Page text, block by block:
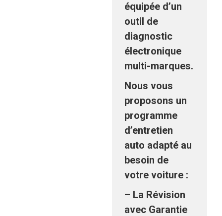
équipée d’un
outil de
diagnostic
électronique
multi-marques.
Nous vous
proposons un
programme
d’entretien
auto adapté au
besoin de
votre voiture :
– La Révision
avec Garantie